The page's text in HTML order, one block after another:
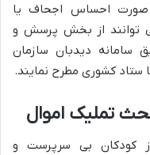
صورت احساس اجحاف یا
توانند از بخش پرسش و
سامانه دیدبان سازمان
تملیک اموال
بی سرپرستو